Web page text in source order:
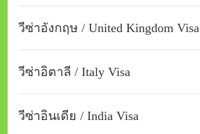
วีซ่าอังกฤษ / United Kingdom Visa
วีซ่าอิตาลี / Italy Visa
วีซ่าอินเดีย / India Visa